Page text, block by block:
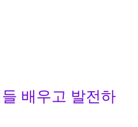
배우고 발전하